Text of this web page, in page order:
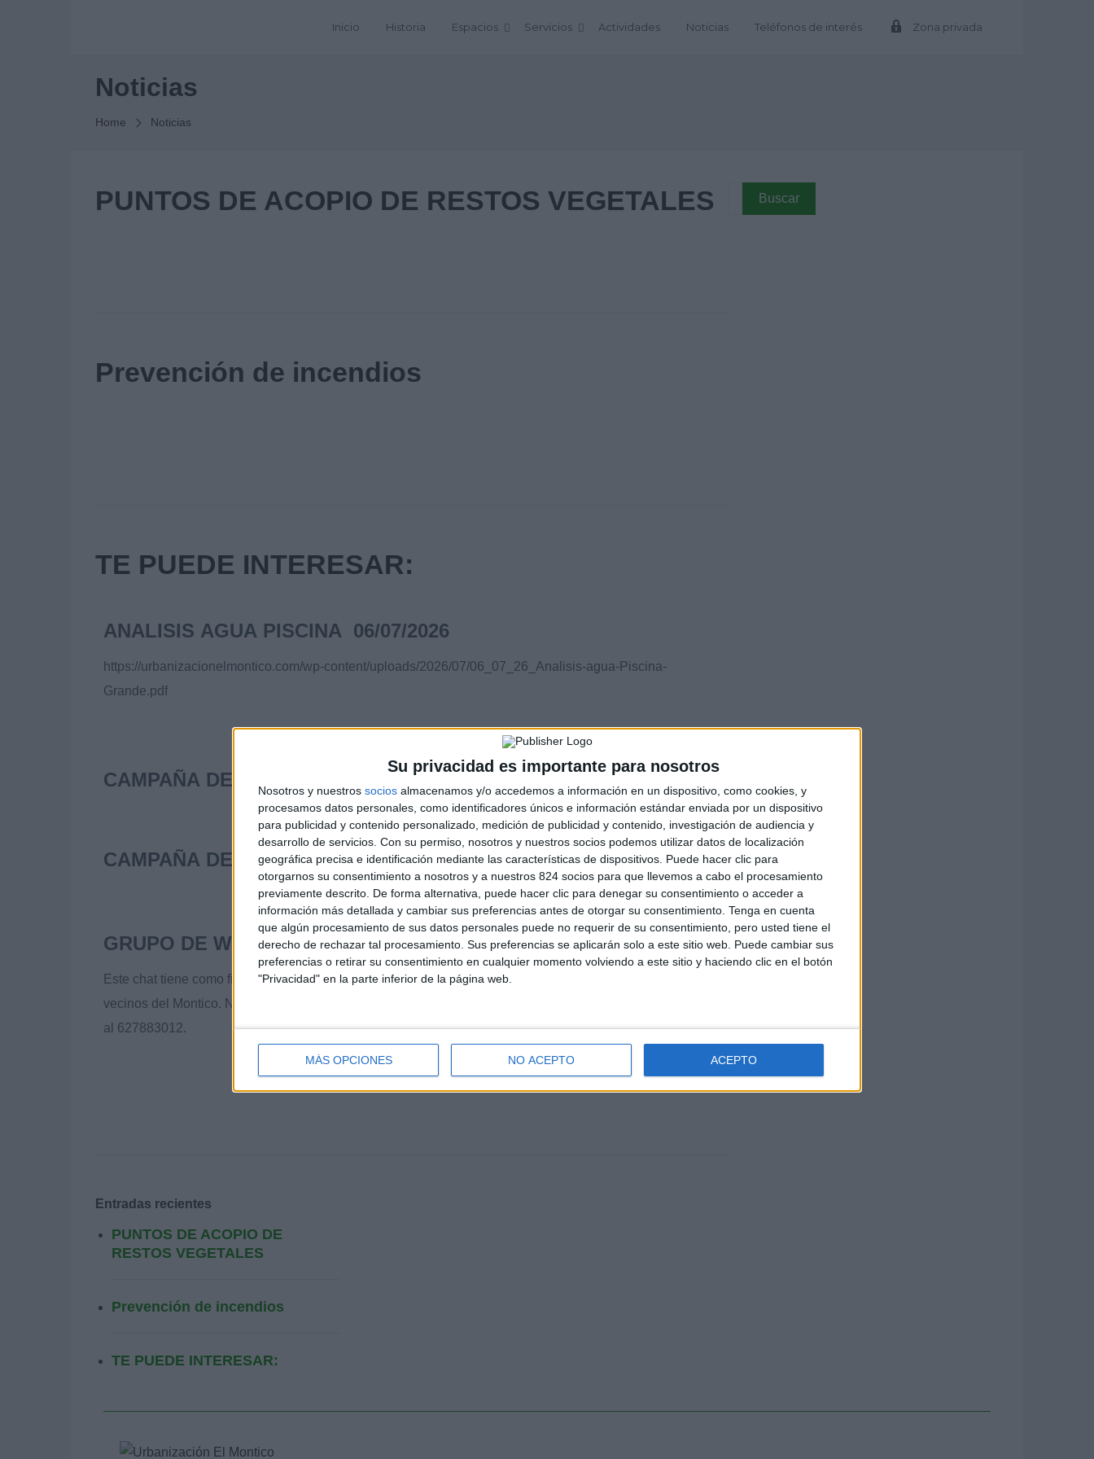
Su privacidad es importante para nosotros
Nosotros y nuestros socios almacenamos y/o accedemos a información en un dispositivo, como cookies, y
procesamos datos personales, como identificadores únicos e información estándar enviada por un dispositivo
para publicidad y contenido personalizado, medición de publicidad y contenido, investigación de audiencia y
desarrollo de servicios. Con su permiso, nosotros y nuestros socios podemos utilizar datos de localización
geográfica precisa e identificación mediante las características de dispositivos. Puede hacer clic para
otorgarnos su consentimiento a nosotros y a nuestros 824 socios para que llevemos a cabo el procesamiento
previamente descrito. De forma alternativa, puede hacer clic para denegar su consentimiento o acceder a
información más detallada y cambiar sus preferencias antes de otorgar su consentimiento. Tenga en cuenta
que algún procesamiento de sus datos personales puede no requerir de su consentimiento, pero usted tiene el
derecho de rechazar tal procesamiento. Sus preferencias se aplicarán solo a este sitio web. Puede cambiar sus
preferencias o retirar su consentimiento en cualquier momento volviendo a este sitio y haciendo clic en el botón
"Privacidad" en la parte inferior de la página web.
MÁS OPCIONES NO ACEPTO ACEPTO
Inicio Historia Espacios Servicios Actividades Noticias Teléfonos de interés Zona privada
Noticias
Home Noticias
PUNTOS DE ACOPIO DE RESTOS VEGETALES
Prevención de incendios
TE PUEDE INTERESAR:
ANALISIS AGUA PISCINA 06/07/2026
https://urbanizacionelmontico.com/wp-content/uploads/2026/07/06_07_26_Analisis-agua-Piscina-
Grande.pdf
CAMPAÑA DE ABONOS DE PISCINA
CAMPAÑA DE FUMIGACIÓN:CALENDARIO 2026
GRUPO DE WHATSAPP MONTICO SHOP 2ª MANO
Este chat tiene como finalidad compra, venta, donación o préstamo de enseres o bienes muebles entre
vecinos del Montico. No es un portal inmobiliario. Si quieren formar parte del mismo escriban un mensaje
al 627883012.
Entradas recientes
PUNTOS DE ACOPIO DE
RESTOS VEGETALES
Prevención de incendios
TE PUEDE INTERESAR: